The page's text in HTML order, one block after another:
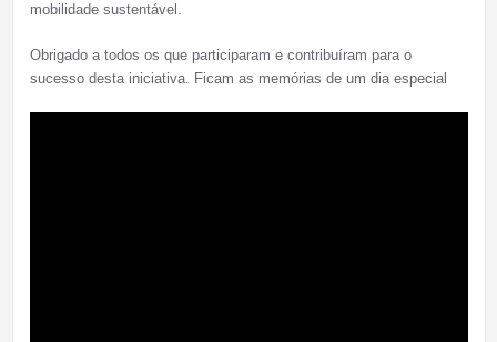
mobilidade sustentável.
Obrigado a todos os que participaram e contribuíram para o
sucesso desta iniciativa. Ficam as memórias de um dia especial